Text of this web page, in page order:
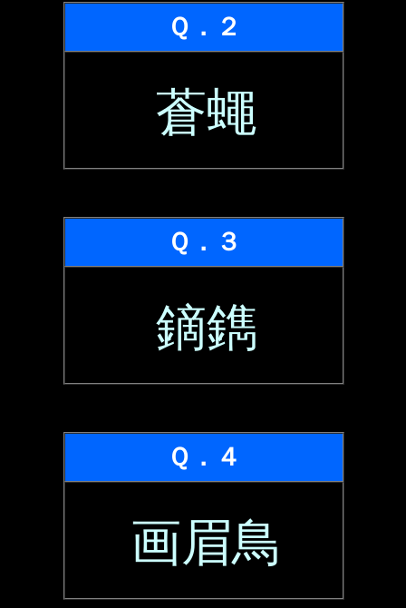
Ｑ．２
蒼蠅
Ｑ．３
鏑鐫
Ｑ．４
画眉鳥